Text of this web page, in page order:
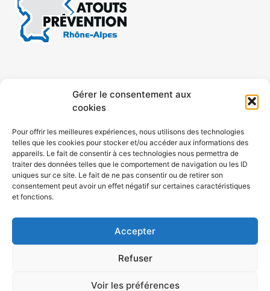
Gérer le consentement aux
cookies
Pour offrir les meilleures expériences, nous utilisons des technologies
telles que les cookies pour stocker et/ou accéder aux informations des
appareils. Le fait de consentir à ces technologies nous permettra de
traiter des données telles que le comportement de navigation ou les ID
uniques sur ce site. Le fait de ne pas consentir ou de retirer son
consentement peut avoir un effet négatif sur certaines caractéristiques
et fonctions.
Accepter
Refuser
Voir les préférences
CONTACT MENTIONS LÉGALES
ACCESSIBILITÉ
POLITIQUE DE COOKIES (UE)